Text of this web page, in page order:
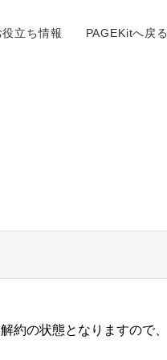
役立ち情報 PAGEKitへ戻る
約の状態となりますので